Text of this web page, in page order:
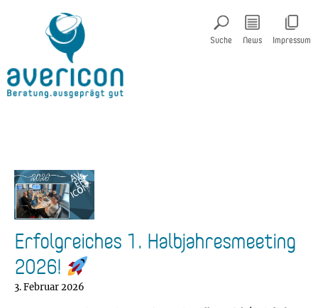
Suche News Impressum
Erfolgreiches 1. Halbjahresmeeting
2026!
3. Februar 2026